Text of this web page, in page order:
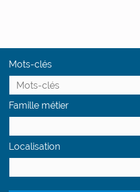
Mots-clés
Famille métier
Localisation